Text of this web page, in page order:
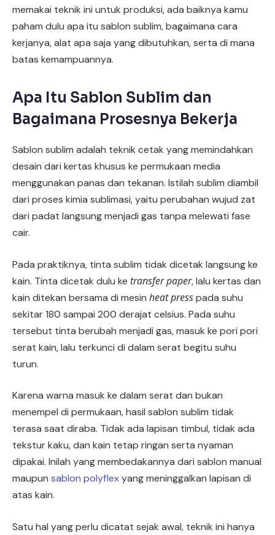
memakai teknik ini untuk produksi, ada baiknya kamu
paham dulu apa itu sablon sublim, bagaimana cara
kerjanya, alat apa saja yang dibutuhkan, serta di mana
batas kemampuannya.
Apa Itu Sablon Sublim dan
Bagaimana Prosesnya Bekerja
Sablon sublim adalah teknik cetak yang memindahkan
desain dari kertas khusus ke permukaan media
menggunakan panas dan tekanan. Istilah sublim diambil
dari proses kimia sublimasi, yaitu perubahan wujud zat
dari padat langsung menjadi gas tanpa melewati fase
cair.
Pada praktiknya, tinta sublim tidak dicetak langsung ke
kain. Tinta dicetak dulu ke transfer paper, lalu kertas dan
kain ditekan bersama di mesin heat presspada suhu
sekitar 180 sampai 200 derajat celsius. Pada suhu
tersebut tinta berubah menjadi gas, masuk ke pori pori
serat kain, lalu terkunci di dalam serat begitu suhu
turun.
Karena warna masuk ke dalam serat dan bukan
menempel di permukaan, hasil sablon sublim tidak
terasa saat diraba. Tidak ada lapisan timbul, tidak ada
tekstur kaku, dan kain tetap ringan serta nyaman
dipakai. Inilah yang membedakannya dari sablon manual
maupun sablon polyflexyang meninggalkan lapisan di
atas kain.
Satu hal yang perlu dicatat sejak awal, teknik ini hanya